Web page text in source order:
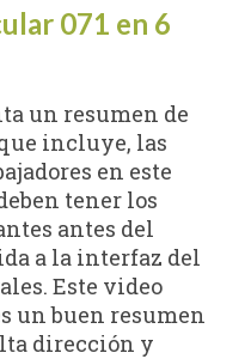
071 en 6
un resumen de
incluye, las
en este
tener los
antes del
a la interfaz del
Este video
un buen resumen
dirección y